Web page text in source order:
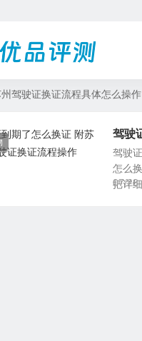
驾驶证换证流程具体怎么操作
驾驶
驾驶
怎么
把详
07/28